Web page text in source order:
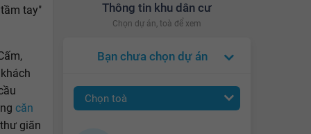
Thông tin khu dân cư
Chọn dự án, toà để xem
Bạn chưa chọn dự án
Chọn toà
tay"
căn
giãn